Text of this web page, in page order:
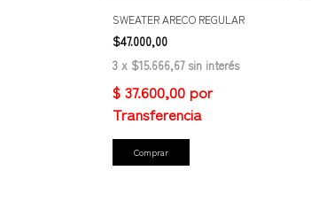
SWEATER ARECO REGULAR
$47.000,00
3 x $15.666,67 sin interés
Comprar